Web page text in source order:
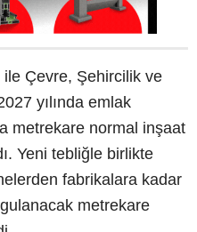
ile Çevre, Şehircilik ve
yılında emlak
metrekare normal inşaat
Yeni tebliğle birlikte
fabrikalara kadar
metrekare